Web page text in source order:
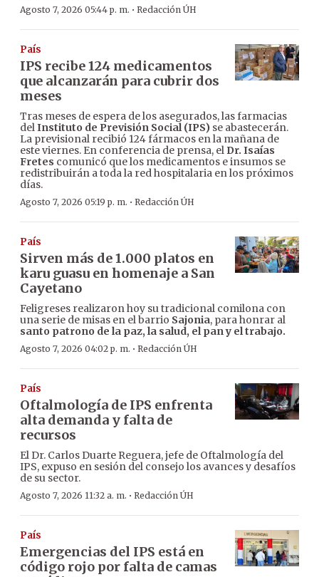
Agosto 7, 2026 05:44 p. m. · Redacción ÚH
País
IPS recibe 124 medicamentos
que alcanzarán para cubrir dos
meses
Tras meses de espera de los asegurados, las farmacias
delInstituto de Previsión Social (IPS) se abastecerán.
La previsional recibió 124 fármacos en la mañana de
este viernes. En conferencia de prensa, el Dr. Isaías
Fretes comunicó que los medicamentos e insumos se
redistribuirán a toda la red hospitalaria en los próximos
días.
Agosto 7, 2026 05:19 p. m. · Redacción ÚH
País
Sirven más de 1.000 platos en
karu guasu en homenaje a San
Cayetano
Feligreses realizaron hoy su tradicional comilona con
una serie de misas en el barrio Sajonia, para honrar al
santo patrono de la paz, la salud, el pan y el trabajo.
Agosto 7, 2026 04:02 p. m. · Redacción ÚH
País
Oftalmología de IPS enfrenta
alta demanda y falta de
recursos
El Dr. Carlos Duarte Reguera, jefe de Oftalmología del
IPS, expuso en sesión del consejo los avances y desafíos
de su sector.
Agosto 7, 2026 11:32 a. m. · Redacción ÚH
País
Emergencias del IPS está en
código rojo por falta de camas